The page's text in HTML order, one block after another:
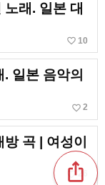
래. 일본 대
favorite_border 10
일본 음악의
favorite_border 2
곡 | 여성이
favorite_border
ios_share